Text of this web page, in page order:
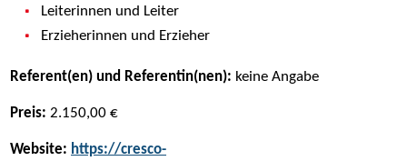
Leiterinnen und Leiter
Erzieherinnen und Erzieher
Referent(en) und Referentin(nen): keine Angabe
Preis: 2.150,00 €
Website: https://cresco-